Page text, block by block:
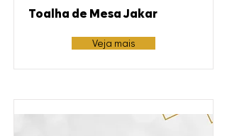
Toalha de Mesa Jakar
Veja mais